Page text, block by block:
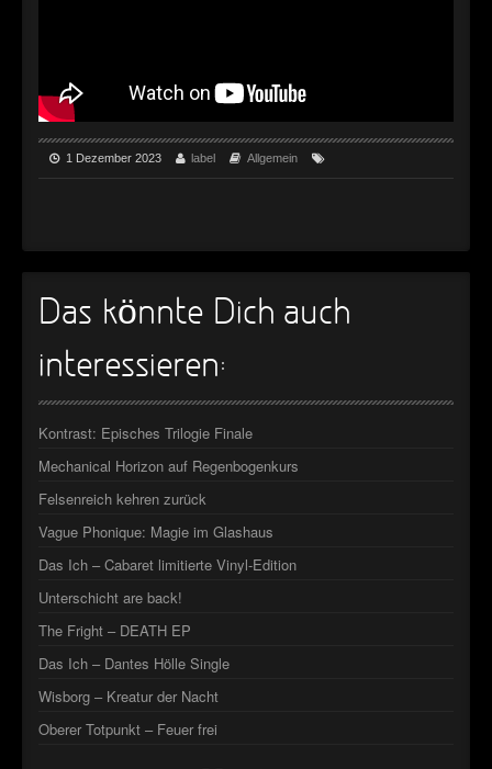
1 Dezember 2023 label Allgemein
Das könnte Dich auch
interessieren:
Kontrast: Episches Trilogie Finale
Mechanical Horizon auf Regenbogenkurs
Felsenreich kehren zurück
Vague Phonique: Magie im Glashaus
Das Ich – Cabaret limitierte Vinyl-Edition
Unterschicht are back!
The Fright – DEATH EP
Das Ich – Dantes Hölle Single
Wisborg – Kreatur der Nacht
Oberer Totpunkt – Feuer frei